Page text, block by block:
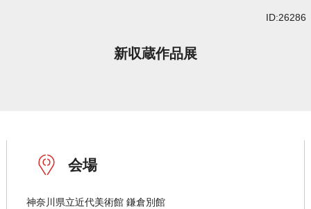
ID:26286
新収蔵作品展
会場
神奈川県立近代美術館 鎌倉別館